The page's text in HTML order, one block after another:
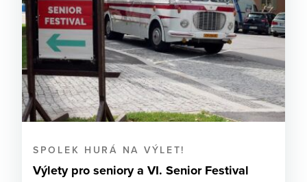
SPOLEK HURÁ NA VÝLET!
Výlety pro seniory a VI. Senior Festival